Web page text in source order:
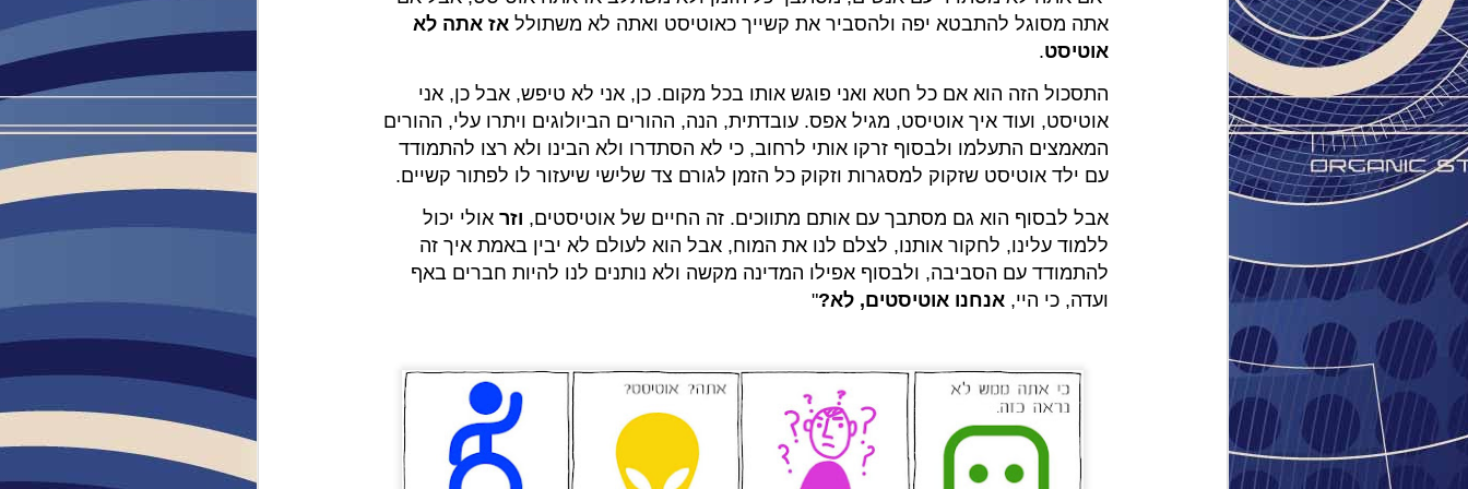
אתה מסוגל להתבטא יפה ולהסביר את קשייך כאוטיסט ואתה לא משתולל אז אתה לא
אוטיסט.
התסכול הזה הוא אם כל חטא ואני פוגש אותו בכל מקום. כן, אני לא טיפש, אבל כן, אני
אוטיסט, ועוד איך אוטיסט, מגיל אפס. עובדתית, הנה, ההורים הביולוגים ויתרו עלי, ההורים
המאמצים התעלמו ולבסוף זרקו אותי לרחוב, כי לא הסתדרו ולא הבינו ולא רצו להתמודד
עם ילד אוטיסט שזקוק למסגרות וזקוק כל הזמן לגורם צד שלישי שיעזור לו לפתור קשיים.
אבל לבסוף הוא גם מסתבך עם אותם מתווכים. זה החיים של אוטיסטים, וזר אולי יכול
ללמוד עלינו, לחקור אותנו, לצלם לנו את המוח, אבל הוא לעולם לא יבין באמת איך זה
להתמודד עם הסביבה, ולבסוף אפילו המדינה מקשה ולא נותנים לנו להיות חברים באף
ועדה, כי היי, אנחנו אוטיסטים, לא?"
עיצוב התוכנית. הכנס סגור לתקשורת ונבקש שדבר לא יופץ בלא אישור
אכ"א ובוודאי תוך פגיעה בפרטיות.
שירתתי בצבא גם בסדיר, קצת בקבע, הרבה במילואים. אני כותב
מחקרים, יוזם, מנסה להפוך את העולם למקום קצת טוב יותר.
המטרה שלנו היום זה לשמוע את הקול של כל מי שנמצא אתנו פה.